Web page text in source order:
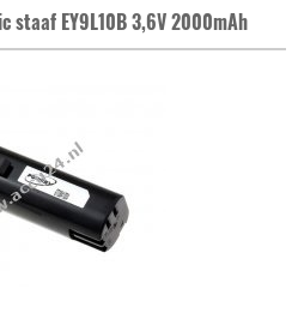
staaf EY9L10B 3,6V 2000mAh